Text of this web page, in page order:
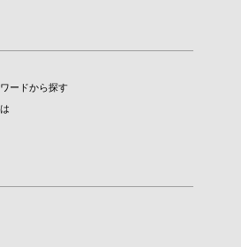
ードから探す